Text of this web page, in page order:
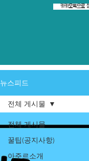
카카오톡으로
​뉴스피드
전체 게시물
꿀팁(공지사항)
아주르소개
전체 게시물